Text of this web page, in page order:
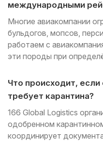
международными
Многие авиакомпании
бульдогов, мопсов,
работаем с
эти породы при
Что происходит, если
требует карантина?
166 Global Logistics
одобренном
координирует